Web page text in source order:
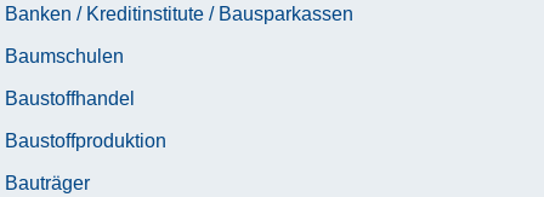
Banken / Kreditinstitute / Bausparkassen
Baumschulen
Baustoffhandel
Baustoffproduktion
Bauträger